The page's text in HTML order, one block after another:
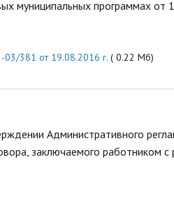
муниципальных программах от
381 от 19.08.2016 г. ( 0.22 Мб)
Административного
заключаемого